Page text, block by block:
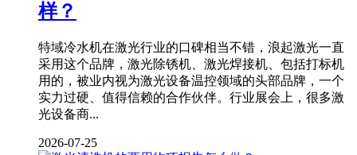
样？
特域冷水机在激光行业的口碑相当不错，浪起激光一直
采用这个品牌，激光除锈机、激光焊接机、包括打标机
用的，被业内视为激光设备温控领域的头部品牌，一个
实力过硬、值得信赖的合作伙伴。行业展会上，很多激
光设备商...
2026-07-25